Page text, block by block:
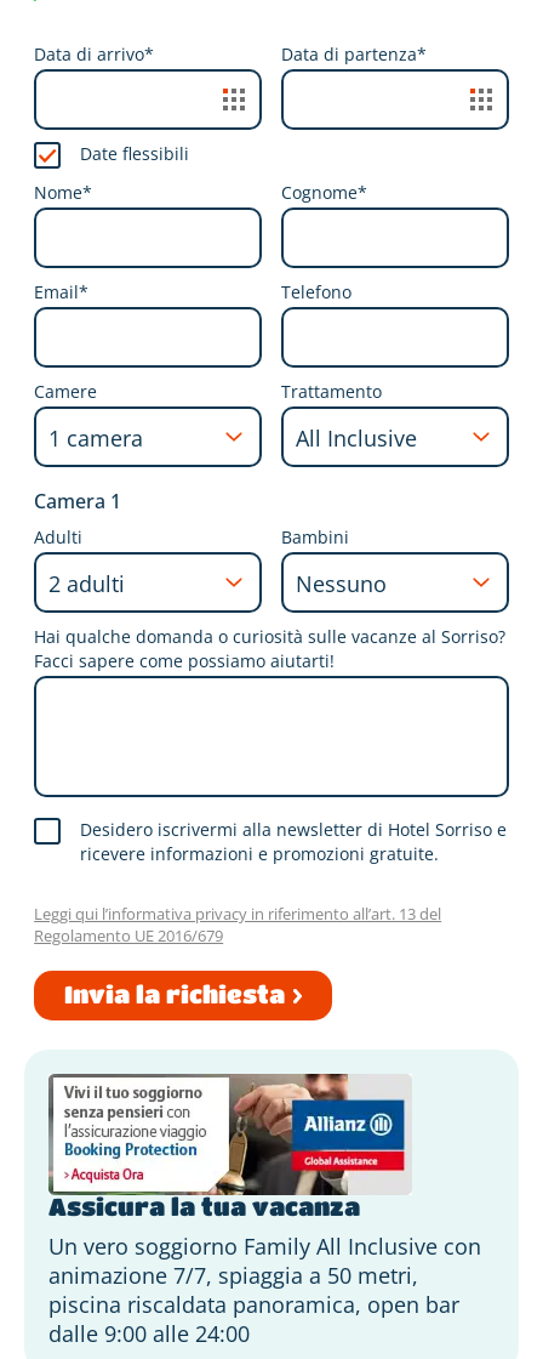
Data di arrivo* Data di partenza*
Date flessibili
Nome*
Cognome*
Email* Telefono
Camere Trattamento
Camera 1
Adulti Bambini
Hai qualche domanda o curiosità sulle vacanze al Sorriso?
Facci sapere come possiamo aiutarti!
Desidero iscrivermi alla newsletter di Hotel Sorriso e
ricevere informazioni e promozioni gratuite.
Leggi qui l’informativa privacy in riferimento all’art. 13 del
Regolamento UE 2016/679
Invia la richiesta
Assicura la tua vacanza
Un vero soggiorno Family All Inclusive con
animazione 7/7, spiaggia a 50 metri,
piscina riscaldata panoramica, open bar
dalle 9:00 alle 24:00